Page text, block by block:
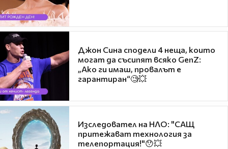
Джон Сина сподели 4 неща, които
могат да съсипят всяко GenZ:
„Ако ги имаш, провалът е
гарантиран“🧐💥
Изследовател на НЛО: "САЩ
притежават технология за
телепортация!"😯💥